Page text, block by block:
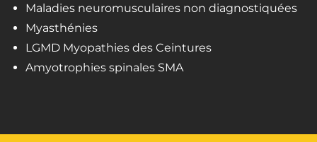
Maladies neuromusculaires non diagnostiquées
Myasthénies
LGMD Myopathies des Ceintures
Amyotrophies spinales SMA